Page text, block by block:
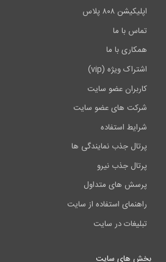
اپلیکیشن ۸۰۸ پلاس
تماس با ما
همکاری با ما
اشتراک ویژه (vip)
کاربران عضو سایت
شرکت های عضو سایت
شرایط استفاده
پرتال جذب نمایندگی ها
پرتال جذب نیرو
پرسش های متداول
راهنمای استفاده از سایت
تبلیغات در سایت
بخش های سایت